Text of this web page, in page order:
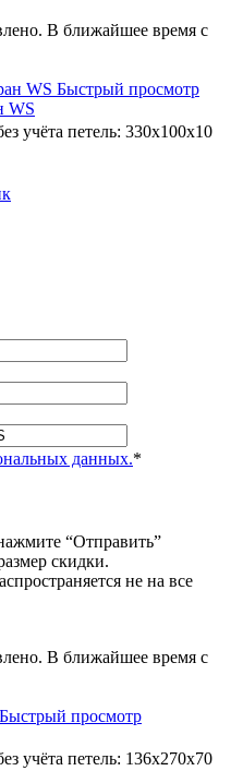
В ближайшее время с
Быстрый просмотр
WS
учёта петель: 330x100x10
данных.*
“Отправить”
скидки.
не на все
В ближайшее время с
Быстрый просмотр
учёта петель: 136х270х70